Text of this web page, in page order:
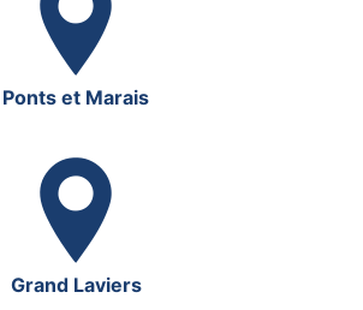
Ponts et Marais
Grand Laviers